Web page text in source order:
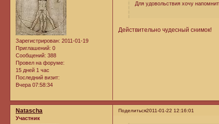
Зарегистрирован: 2011-01-19
Приглашений: 0
Сообщений: 388
Провел на форуме:
15 дней 1 час
Последний визит:
Вчера 07:58:34
Для удовольствия хочу
Действительно чудесный снимок!
Поделиться2011-01-22 12:16:01
Natascha
Участник